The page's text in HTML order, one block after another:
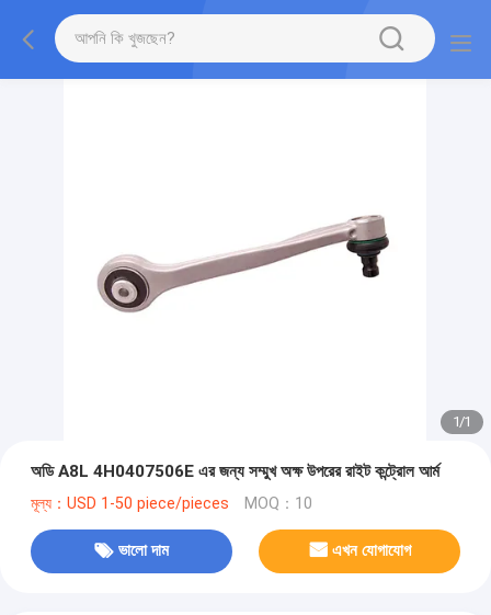
1/1
অডি A8L 4H0407506E এর জন্য সম্মুখ অক্ষ উপরের রাইট কন্ট্রোল আর্ম
মূল্য：USD 1-50 piece/pieces MOQ：10
ভালো দাম এখন যোগাযোগ